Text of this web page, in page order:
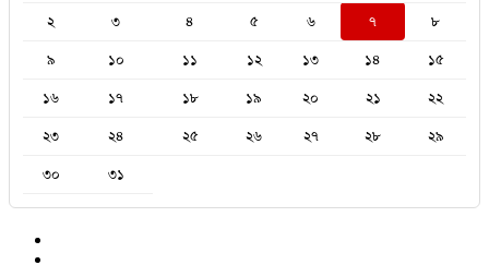
২
৩ ৪ ৫ ৬ ৭
৮
৯
১০ ১১ ১২ ১৩ ১৪
১৫
১৬
১৭ ১৮ ১৯ ২০ ২১
২২
২৩
২৪ ২৫ ২৬ ২৭ ২৮
২৯
৩০
৩১